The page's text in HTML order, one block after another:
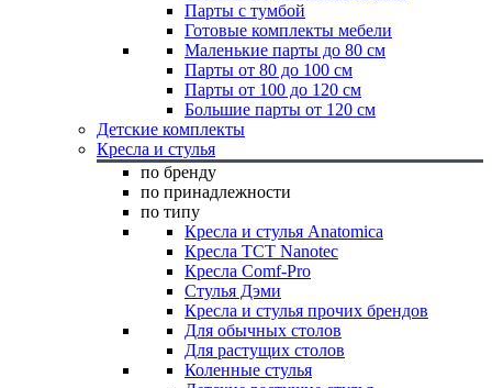
Парты с тумбой
Готовые комплекты мебели
Маленькие парты до 80 см
Парты от 80 до 100 см
Парты от 100 до 120 см
Большие парты от 120 см
Детские комплекты
Кресла и стулья
по бренду
по принадлежности
по типу
Кресла и стулья Anatomica
Кресла TCT Nanotec
Кресла Comf-Pro
Стулья Дэми
Кресла и стулья прочих брендов
Для обычных столов
Для растущих столов
Коленные стулья